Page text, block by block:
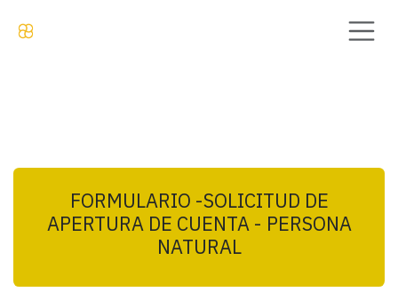
FORMULARIO -SOLICITUD DE
APERTURA DE CUENTA - PERSONA
NATURAL